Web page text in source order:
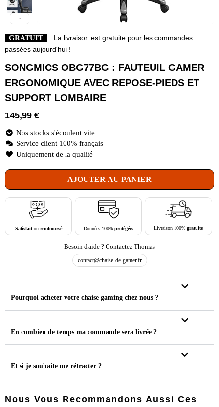
GRATUIT
La livraison est gratuite pour les commandes
passées aujourd'hui !
SONGMICS OBG77BG : FAUTEUIL GAMER
ERGONOMIQUE AVEC REPOSE-PIEDS ET
SUPPORT LOMBAIRE
145,99 €
Nos stocks s'écoulent vite
Service client 100% français
Uniquement de la qualité
AJOUTER AU PANIER
Satisfaitou remboursé Données 100% protégées Livraison 100%gratuite
Besoin d'aide ? Contactez Thomas
contact@chaise-de-gamer.fr
Pourquoi acheter votre chaise gaming chez nous ?
En combien de temps ma commande sera livrée ?
Et si je souhaite me rétracter ?
Nous Vous Recommandons Aussi Ces